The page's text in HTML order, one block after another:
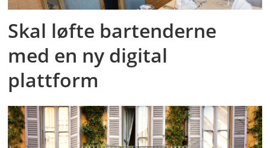
Skal løfte bartenderne
med en ny digital
plattform